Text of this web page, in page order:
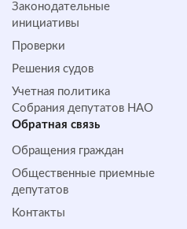
Законодательные
инициативы
Проверки
Решения судов
Учетная политика
Собрания депутатов НАО
Обратная cвязь
Обращения граждан
Общественные приемные
депутатов
Контакты